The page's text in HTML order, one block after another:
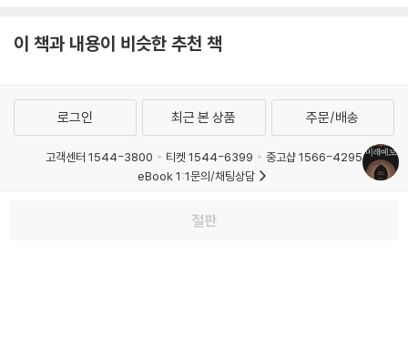
를 예측하고, 교육 개혁을 통해 변화에 대비해야 한다. 기술과 교육의 융합
은 미래 세대의 경쟁력을 높이는 핵심 요소가 될 것이다.
불평등을 해소하기 위한 정부의 재분배 기능은 그 자체가 초래하는 효율성
된다. 이를 확충하려면 복지와 사회 안전망 강화, 정부의 재분배 기능 강화,
이 책과 내용이 비슷한 추천 책
절판
로그인 최근 본 상품 주문/배송
고객센터 1544-3800 티켓 1544-6399
중고샵 1566-4295
eBook 1:1문의/채팅상담
개인정보처리방침